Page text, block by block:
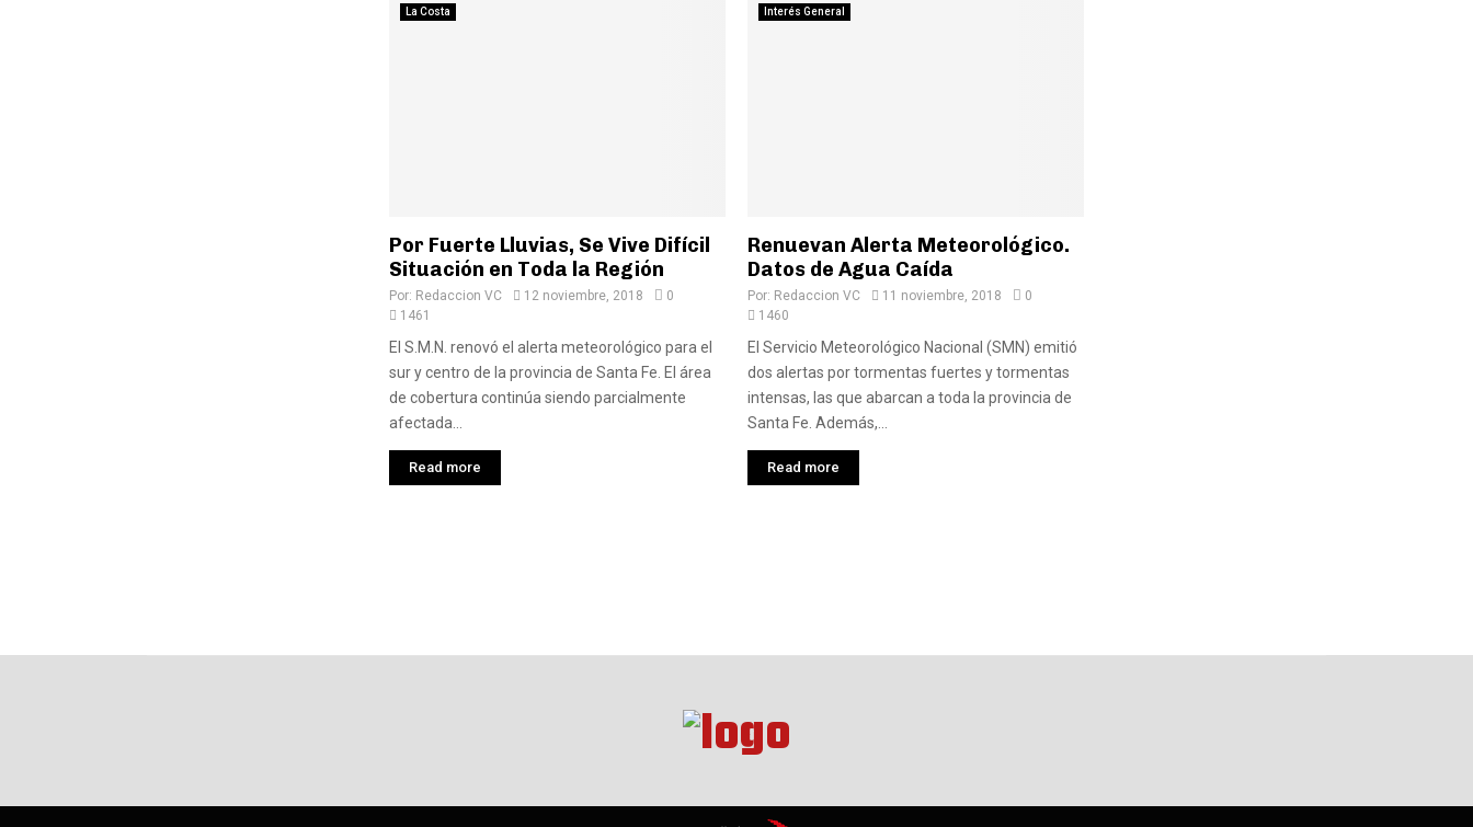
La Costa
Por Fuerte Lluvias, Se Vive Difícil
Situación en Toda la Región
Por: Redaccion VC 12 noviembre, 2018
0
1461
El S.M.N. renovó el alerta meteorológico para el
sur y centro de la provincia de Santa Fe. El área
de cobertura continúa siendo parcialmente
afectada...
Read more
Interés General
Renuevan Alerta Meteorológico.
Datos de Agua Caída
Por: Redaccion VC 11 noviembre, 2018
0
1460
El Servicio Meteorológico Nacional (SMN) emitió
dos alertas por tormentas fuertes y tormentas
intensas, las que abarcan a toda la provincia de
Santa Fe. Además,...
Read more